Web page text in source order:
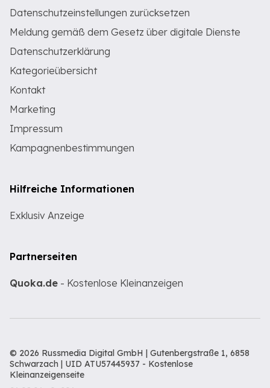
Datenschutzeinstellungen zurücksetzen
Meldung gemäß dem Gesetz über digitale Dienste
Datenschutzerklärung
Kategorieübersicht
Kontakt
Marketing
Impressum
Kampagnenbestimmungen
Hilfreiche Informationen
Exklusiv Anzeige
Partnerseiten
Quoka.de - Kostenlose Kleinanzeigen
© 2026 Russmedia Digital GmbH | Gutenbergstraße 1, 6858
Schwarzach | UID ATU57445937 - Kostenlose
Kleinanzeigenseite